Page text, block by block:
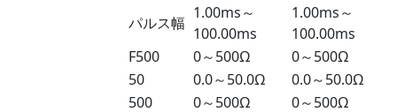
パルス幅
1.00ms～
100.00ms
1.00ms～
100.00ms
F500 0～500Ω
0～500Ω
50
0.0～50.0Ω
0.0～50.0Ω
500
0～500Ω
0～500Ω